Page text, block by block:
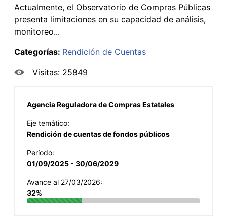
Actualmente, el Observatorio de Compras Públicas
presenta limitaciones en su capacidad de análisis,
monitoreo...
Categorías: Rendición de Cuentas
Visitas: 25849
Agencia Reguladora de Compras Estatales
Eje temático:
Rendición de cuentas de fondos públicos
Período:
01/09/2025 - 30/06/2029
Avance al 27/03/2026:
32%